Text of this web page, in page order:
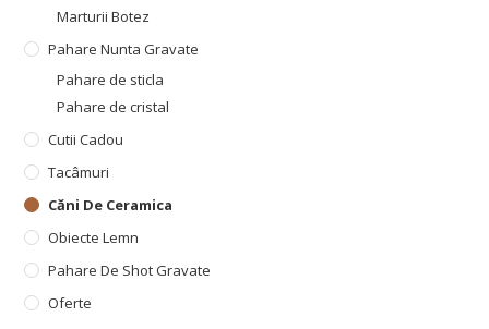
Marturii Botez
Pahare Nunta Gravate
Pahare de sticla
Pahare de cristal
Cutii Cadou
Tacâmuri
Căni De Ceramica
Obiecte Lemn
Pahare De Shot Gravate
Oferte